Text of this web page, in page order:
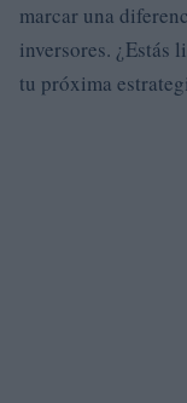
marcar una
inversores. ¿Estás
tu próxima